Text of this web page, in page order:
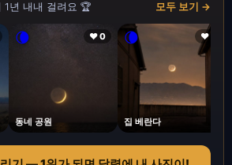
1년 내내 걸려요 🏆
모두 보기 →
🌘 ❤ 0
동네 공원
🌘 ❤ 1
집 베란다